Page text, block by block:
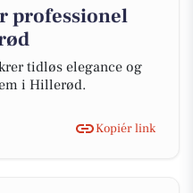
professionel
tidløs elegance og
i Hillerød.
Kopiér link